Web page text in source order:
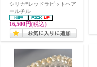
シリカ*レッドラビットヘア
ールチル
16,500円(税込)